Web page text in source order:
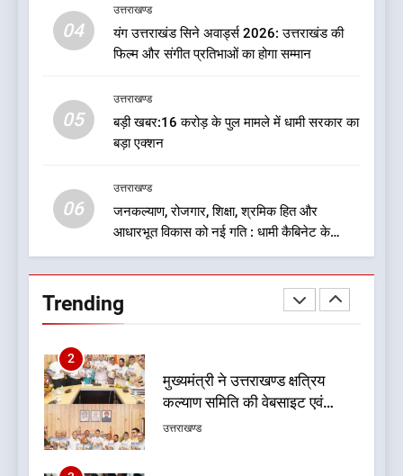
04
उत्तराखण्ड
यंग उत्तराखंड सिने अवार्ड्स 2026: उत्तराखंड की
फिल्म और संगीत प्रतिभाओं का होगा सम्मान
05
उत्तराखण्ड
बड़ी खबर:16 करोड़ के पुल मामले में धामी सरकार का
बड़ा एक्शन
06
उत्तराखण्ड
जनकल्याण, रोजगार, शिक्षा, श्रमिक हित और
आधारभूत विकास को नई गति : धामी कैबिनेट के
ऐतिहासिक फैसले
Trending
दुखद खबर:उत्तराखंड में मौत की खाई
में समाया पूरा परिवार, पांच की दर्दनाक
1
एचएनबी गढ़वाल विश्वविद्यालय में ‘हर
कल्याण समिति की वेबसाइट एवं
क्षत्रिय जागरण स्मारिका का किया
3
बहु विशेषज्ञ स्वास्थ्य शिविर में 294
मरीजों की हुई निशुल्क जांच
उत्तराखण्ड